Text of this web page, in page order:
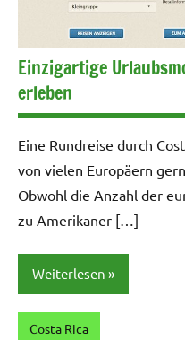
Einzigartige
erleben
Eine Rundreise durch
von vielen Europäern
Obwohl die Anzahl der
zu Amerikaner […]
Weiterlesen
Costa Rica